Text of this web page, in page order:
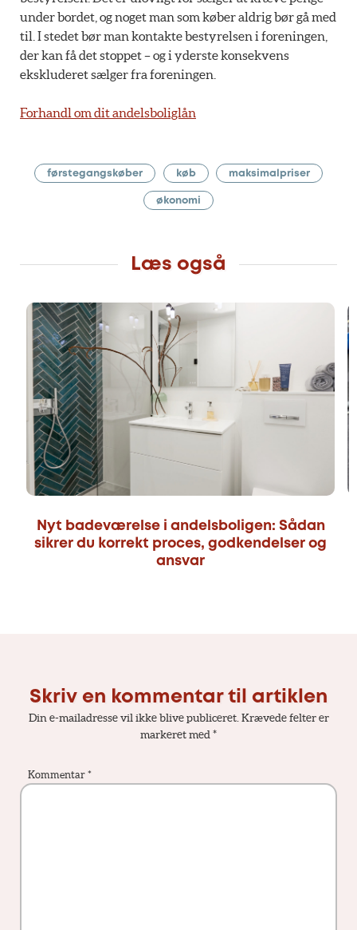
under bordet, og noget man som køber aldrig bør gå med
til. I stedet bør man kontakte bestyrelsen i foreningen,
der kan få det stoppet – og i yderste konsekvens
ekskluderet sælger fra foreningen.
Forhandl om dit andelsboliglån
førstegangskøber køb maksimalpriser
økonomi
Læs også
Nyt badeværelse i andelsboligen: Sådan
sikrer du korrekt proces, godkendelser og
ansvar
Skriv en kommentar til artiklen
Din e-mailadresse vil ikke blive publiceret. Krævede felter er
markeret med *
Kommentar *